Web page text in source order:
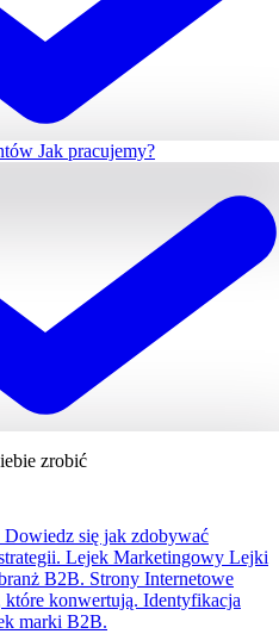
Jak pracujemy?
zrobić
Dowiedz się jak zdobywać
Lejek Marketingowy Lejki
B2B. Strony Internetowe
konwertują. Identyfikacja
marki B2B.